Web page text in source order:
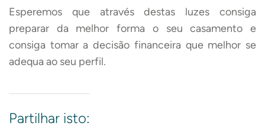
Esperemos que através destas luzes consiga
preparar da melhor forma o seu casamento e
consiga tomar a decisão financeira que melhor se
adequa ao seu perfil.
Partilhar isto: